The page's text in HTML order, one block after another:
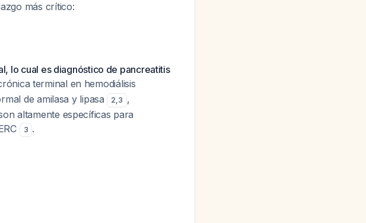
más crítico:
lo cual es diagnóstico de pancreatitis
terminal en hemodiálisis
de amilasa y lipasa
2,3 ,
altamente específicas para
3 .